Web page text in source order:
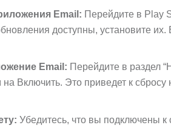
Email: Перейдите в Play
доступны, установите их.
Email: Перейдите в раздел
Включить. Это приведет к сбросу
Убедитесь, что вы подключены к